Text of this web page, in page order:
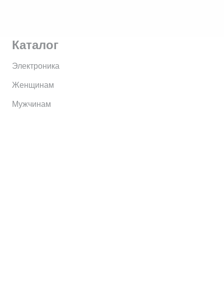
Каталог
Электроника
Женщинам
Мужчинам